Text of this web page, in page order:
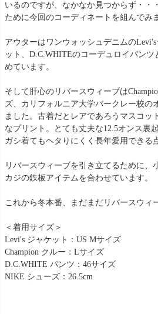
いるのですが、なかなか見つからず・・
ために今回のコーディネートを組んでみ
アウターはワンウォッシュデニムの
ット、D.C.WHITEのコーデュロイパンツ
めています。
そして肝心のリバースウィーブは
ズ、カリフォルニア大学バークレー校の
ました。古着だとレアであろうマスコッ
なプリント。とても丈夫な12.5オンス裏
ガシ着てもヘタりにくく長年愛用できる
リバースウィーブを引き立てるために、
カジの鉄板アイテムを合わせています。
これから冬本番、まだまだリバースウィ
＜着用サイズ＞
Levi's ジャケット：US Mサイズ
Champion クルー：Lサイズ
D.C.WHITE パンツ：46サイズ
NIKE シューズ：26.5cm